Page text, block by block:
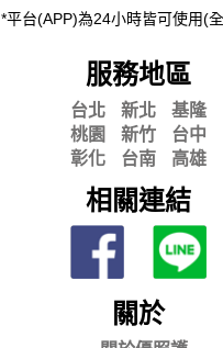
*平台(APP)為24小時皆可使用(
服務地區
台北 新北
基隆
桃園
新竹
台中
彰化
台南 高雄
相關連結
關於